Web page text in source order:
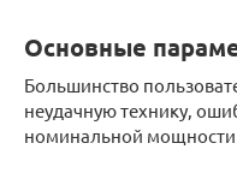
Основные
Большинство
неудачную технику,
номинальной мощности